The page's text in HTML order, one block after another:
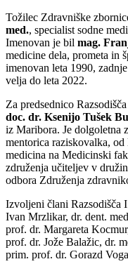
Tožilec Zdravniške
med., specialist sodne
Imenovan je bil mag.
medicine dela, prometa in
imenovan leta 1990,
velja do leta 2022.
Za predsednico
doc. dr. Ksenijo Tušek
iz Maribora. Je dolgoletna
mentorica raziskovalka,
medicina na Medicinski
združenja učiteljev v
odbora Združenja
Izvoljeni člani Razsodišča
Ivan Mrzlikar, dr. dent.
prof. dr. Margareta
prof. dr. Jože Balažic, dr.
prim. prof. dr. Gorazd